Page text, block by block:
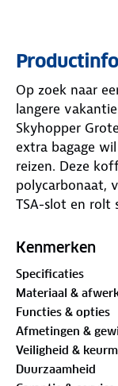
Op zoek naar
langere
Skyhopper
extra bagage
reizen. Deze
polycarbonaat,
TSA-slot en rolt
ontwerp is de
verstelbare
De vier dubbele
verplaatsing
je de
Kenmerken
Specificaties
Materiaal &
Functies & opties
Afmetingen &
Veiligheid &
Duurzaamheid